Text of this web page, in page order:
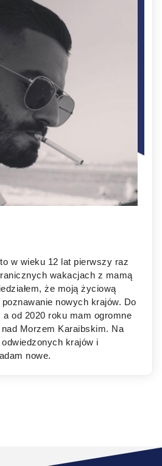
w wieku 12 lat pierwszy raz
wakacjach z mamą
że moją życiową
nowych krajów. Do
od 2020 roku mam ogromne
Morzem Karaibskim. Na
krajów i
nowe.